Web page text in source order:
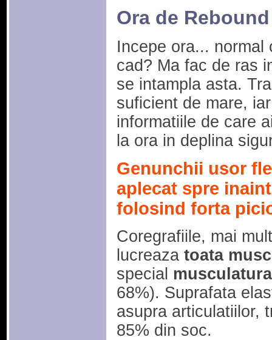
Ora de Rebound
Incepe ora... normal
cad? Ma fac de ras
se intampla asta.
suficient de mare,
informatiile de care
la ora in deplina
Genunchii usor
aplecat spre
folosind forta
Coregrafiile, mai
lucreaza toata
special
68%). Suprafata
asupra articulatiilor,
85% din soc.